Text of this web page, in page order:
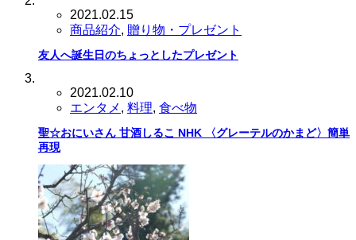
2021.02.15
商品紹介, 贈り物・プレゼント
友人へ誕生日のちょっとしたプレゼント
2021.02.10
エンタメ , 料理, 食べ物
聖☆おにいさん 甘酒しるこ NHK 〈グレーテルのかまど〉簡単
再現